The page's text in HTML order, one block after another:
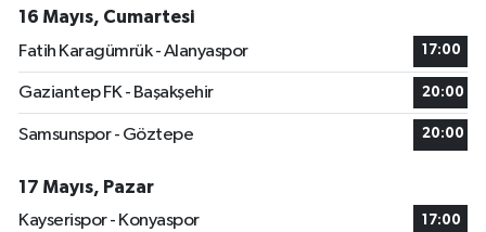
16 Mayıs, Cumartesi
Fatih Karagümrük - Alanyaspor
17:00
Gaziantep FK - Başakşehir 20:00
Samsunspor - Göztepe 20:00
17 Mayıs, Pazar
Kayserispor - Konyaspor
17:00